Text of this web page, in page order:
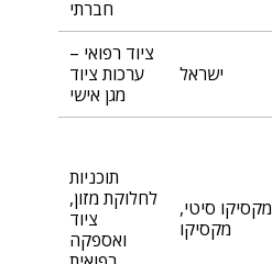
חברתי
ישראל
ציוד רפואי –
ערכות ציוד
מגן אישי
מקסיקו סיטי,
מקסיקו
תוכניות
לחלוקת מזון,
ציוד
ואספקה